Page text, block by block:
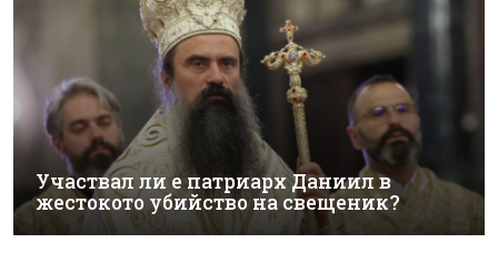
Участвал ли е патриарх Даниил в
жестокото убийство на свещеник?